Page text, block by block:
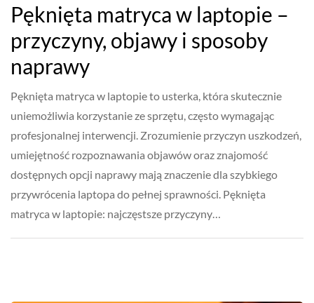
Pęknięta matryca w laptopie –
przyczyny, objawy i sposoby
naprawy
Pęknięta matryca w laptopie to usterka, która skutecznie
uniemożliwia korzystanie ze sprzętu, często wymagając
profesjonalnej interwencji. Zrozumienie przyczyn uszkodzeń,
umiejętność rozpoznawania objawów oraz znajomość
dostępnych opcji naprawy mają znaczenie dla szybkiego
przywrócenia laptopa do pełnej sprawności. Pęknięta
matryca w laptopie: najczęstsze przyczyny…